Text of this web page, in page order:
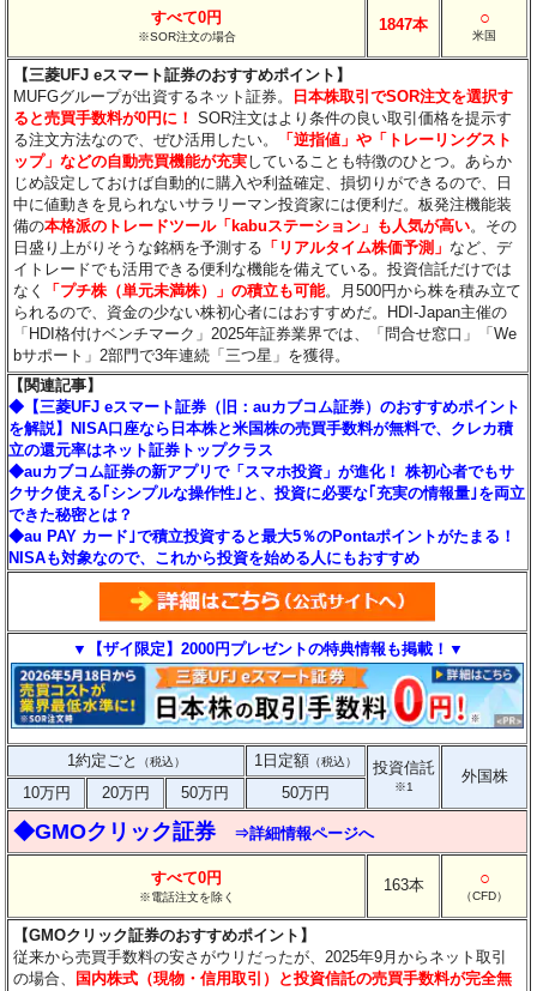
すべて0円
※SOR注文の場合
1847本 ○
米国
【三菱UFJ eスマート証券のおすすめポイント】
MUFGグループが出資するネット証券。
日本株取引でSOR注文を選択す
ると売買手数料が0円に！ SOR注文はより条件の良い取引価格を提示す
る注文方法なので、ぜひ活用したい。
「逆指値」や「トレーリングスト
ップ」などの自動売買機能が充実していることも特徴のひとつ。あらか
じめ設定しておけば自動的に購入や利益確定、損切りができるので、日
中に値動きを見られないサラリーマン投資家には便利だ。板発注機能装
備の本格派のトレードツール「kabuステーション」も人気が高い。その
日盛り上がりそうな銘柄を予測する 「リアルタイム株価予測」 など、デ
イトレードでも活用できる便利な機能を備えている。投資信託だけでは
なく
「プチ株（単元未満株）」の積立も可能。月500円から株を積み立て
られるので、資金の少ない株初心者にはおすすめだ。HDI-Japan主催の
「HDI格付けベンチマーク」2025年証券業界では、「問合せ窓口」「We
bサポート」2部門で3年連続「三つ星」を獲得。
【関連記事】
◆【三菱UFJ eスマート証券（旧：auカブコム証券）のおすすめポイント
を解説】NISA口座なら日本株と米国株の売買手数料が無料で、クレカ積
立の還元率はネット証券トップクラス
◆auカブコム証券の新アプリで「スマホ投資」が進化！ 株初心者でもサ
クサク使える｢シンプルな操作性｣と、投資に必要な｢充実の情報量｣を両立
できた秘密とは？
◆au PAY カード｣で積立投資すると最大5％のPontaポイントがたまる！
NISAも対象なので、これから投資を始める人にもおすすめ
▼【ザイ限定】2000円プレゼントの特典情報も掲載！▼
1約定ごと （税込） 1日定額 （税込） 投資信託
※1
外国株
10万円
20万円 50万円 50万円
◆GMOクリック証券 ⇒詳細情報ページへ
すべて0円
※電話注文を除く
163本 ○
（CFD）
【GMOクリック証券のおすすめポイント】
従来から売買手数料の安さがウリだったが、2025年9月からネット取引
の場合、
国内株式（現物・信用取引）と投資信託の売買手数料が完全無